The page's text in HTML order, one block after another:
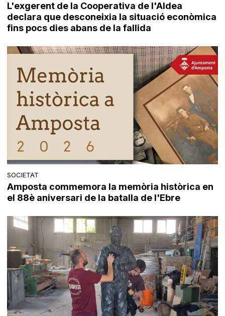
L'exgerent de la Cooperativa de l'Aldea
declara que desconeixia la situació econòmica
fins pocs dies abans de la fallida
SOCIETAT
Amposta commemora la memòria històrica en
el 88è aniversari de la batalla de l'Ebre